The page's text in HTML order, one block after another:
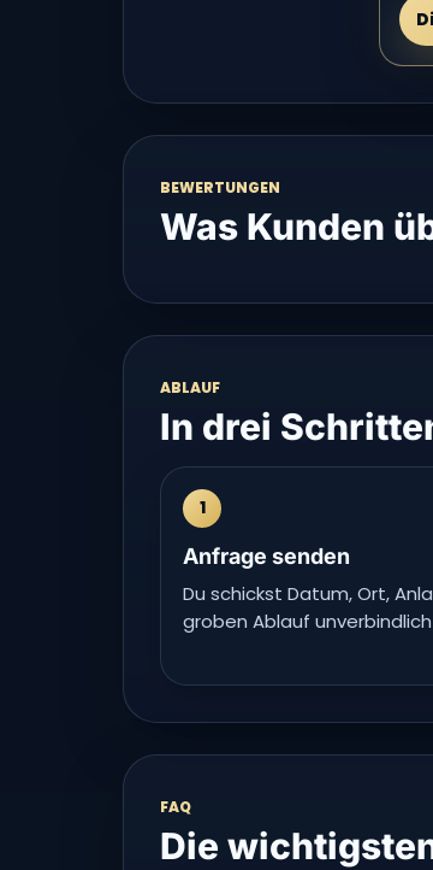
BEWERTUNGEN
Was Kunden
ABLAUF
In drei
1
Anfrage senden
Du schickst Datum, Ort,
groben Ablauf
FAQ
Die